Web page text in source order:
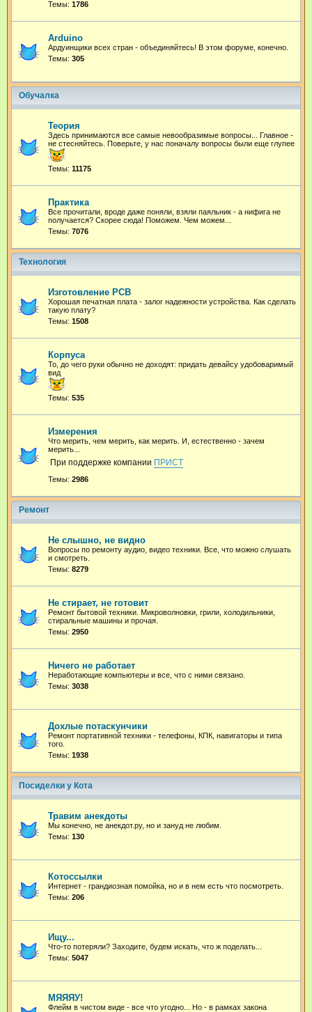
Темы: 1786
Arduino
Ардуинщики всех стран - объединяйтесь! В этом форуме, конечно.
Темы: 305
Обучалка
Теория
Здесь принимаются все самые невообразимые вопросы... Главное -
не стесняйтесь. Поверьте, у нас поначалу вопросы были еще глупее
Темы: 11175
Практика
Все прочитали, вроде даже поняли, взяли паяльник - а нифига не
получается? Скорее сюда! Поможем. Чем можем...
Темы: 7076
Технология
Изготовление PCB
Хорошая печатная плата - залог надежности устройства. Как сделать
такую плату?
Темы: 1508
Корпуса
То, до чего руки обычно не доходят: придать девайсу удобоваримый
вид
Темы: 535
Измерения
Что мерить, чем мерить, как мерить. И, естественно - зачем
мерить...
При поддержке компании ПРИСТ
Темы: 2986
Ремонт
Не слышно, не видно
Вопросы по ремонту аудио, видео техники. Все, что можно слушать
и смотреть.
Темы: 8279
Не стирает, не готовит
Ремонт бытовой техники. Микроволновки, грили, холодильники,
стиральные машины и прочая.
Темы: 2950
Ничего не работает
Неработающие компьютеры и все, что с ними связано.
Темы: 3038
Дохлые потаскунчики
Ремонт портативной техники - телефоны, КПК, навигаторы и типа
того.
Темы: 1938
Посиделки у Кота
Травим анекдоты
Мы конечно, не анекдот.ру, но и зануд не любим.
Темы: 130
Котоссылки
Интернет - грандиозная помойка, но и в нем есть что посмотреть.
Темы: 206
Ищу...
Что-то потеряли? Заходите, будем искать, что ж поделать...
Темы: 5047
МЯЯЯУ!
Флейм в чистом виде - все что угодно... Но - в рамках закона